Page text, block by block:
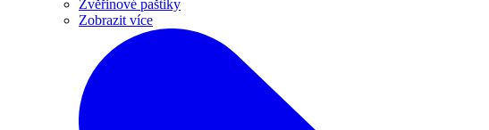
Zvěřinové paštiky
Zobrazit více